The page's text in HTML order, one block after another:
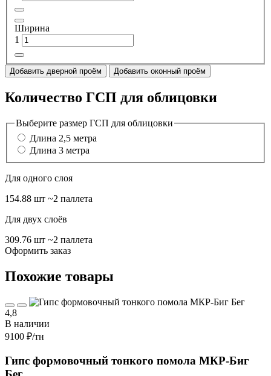
Ширина
1
Добавить дверной проём Добавить оконный проём
Количество ГСП для облицовки
Выберите размер ГСП для облицовки
Длина 2,5 метра
Длина 3 метра
Для одного слоя
154.88 шт ~2 паллета
Для двух слоёв
309.76 шт ~2 паллета
Оформить заказ
Похожие товары
4,8
В наличии
9100 ₽/тн
Гипс формовочный тонкого помола МКР-Биг